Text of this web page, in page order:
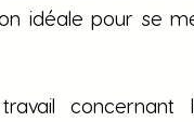
idéale pour se
concernant